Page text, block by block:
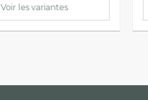
Voir les variantes